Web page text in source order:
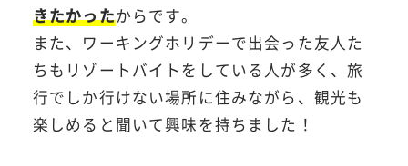
きたかったからです。
また、ワーキングホリデーで出会った友人た
ちもリゾートバイトをしている人が多く、旅
行でしか行けない場所に住みながら、観光も
楽しめると聞いて興味を持ちました！